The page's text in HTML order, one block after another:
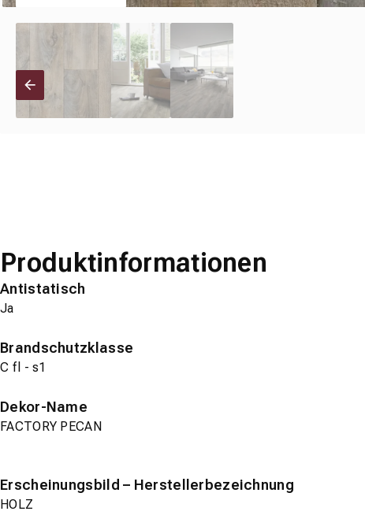
Produktinformationen
Antistatisch
Ja
Brandschutzklasse
C fl - s1
Dekor-Name
FACTORY PECAN
Erscheinungsbild – Herstellerbezeichnung
HOLZ